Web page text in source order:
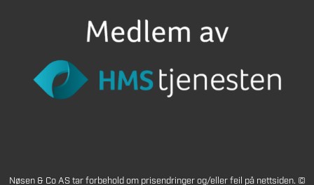
Nøsen & Co AS tar forbehold om prisendringer og/eller feil på nettsiden. ©